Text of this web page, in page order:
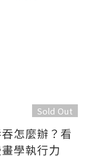
Sold Out
怎麼辦？看
學執行力